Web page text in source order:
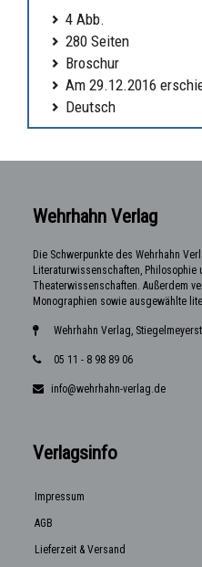
4 Abb.
280 Seiten
Broschur
Am 29.12.2016
Deutsch
Wehrhahn Verlag
Die Schwerpunkte des Wehrhahn
Literaturwissenschaften,
Theaterwissenschaften. Außerdem
Monographien sowie ausgewählte
Wehrhahn Verlag,
05 11 - 8 98 89 06
info@wehrhahn-verlag.de
Verlagsinfo
Impressum
AGB
Lieferzeit & Versand